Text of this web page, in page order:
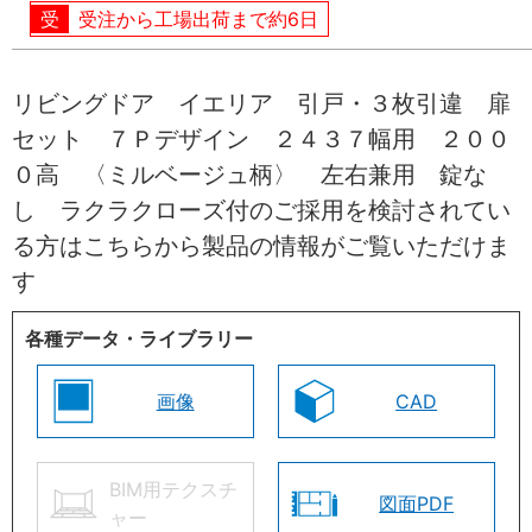
受注から工場出荷まで約6日
リビングドア イエリア 引戸・３枚引違 扉
セット ７Ｐデザイン ２４３７幅用 ２００
０高 〈ミルベージュ柄〉 左右兼用 錠な
し ラクラクローズ付のご採用を検討されてい
る方はこちらから製品の情報がご覧いただけま
す
各種データ・ライブラリー
画像 CAD
BIM用テクスチ
ャー
図面PDF